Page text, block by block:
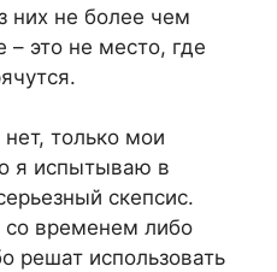
них не более чем
это не место, где
только мои
я испытываю в
скепсис.
временем либо
решат использовать